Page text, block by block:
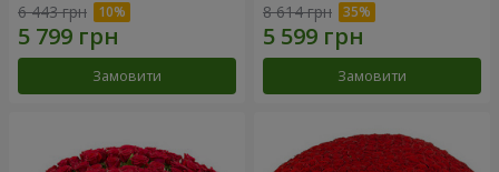
6 443 грн
Замовити
8 614 грн
Замовити